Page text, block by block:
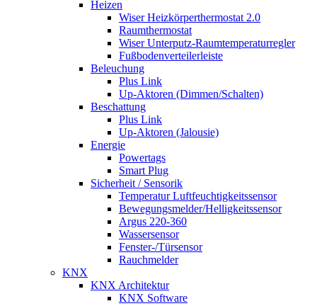
Heizen
Wiser Heizkörperthermostat 2.0
Raumthermostat
Wiser Unterputz-Raumtemperaturregler
Fußbodenverteilerleiste
Beleuchung
Plus Link
Up-Aktoren (Dimmen/Schalten)
Beschattung
Plus Link
Up-Aktoren (Jalousie)
Energie
Powertags
Smart Plug
Sicherheit / Sensorik
Temperatur Luftfeuchtigkeitssensor
Bewegungsmelder/Helligkeitssensor
Argus 220-360
Wassersensor
Fenster-/Türsensor
Rauchmelder
KNX
KNX Architektur
KNX Software